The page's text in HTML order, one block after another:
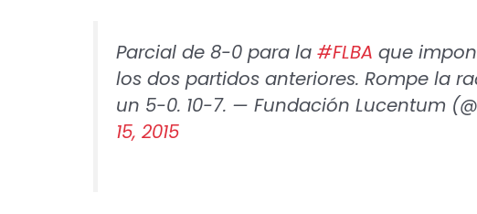
Parcial de 8-0 para la #FLBA que
los dos partidos anteriores. Rompe la
un 5-0. 10-7. — Fundación Lucentum
15, 2015